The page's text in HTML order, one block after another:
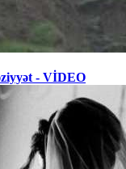
- VİDEO